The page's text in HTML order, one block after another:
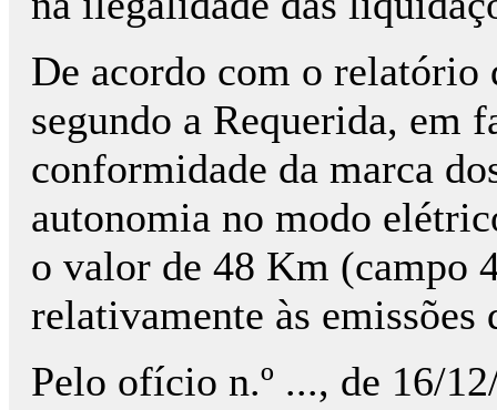
De acordo com o relatório
segundo a Requerida, em
conformidade da marca
autonomia no modo
o valor de 48 Km (campo
relativamente às emissões
Pelo ofício n.º ..., de 16/